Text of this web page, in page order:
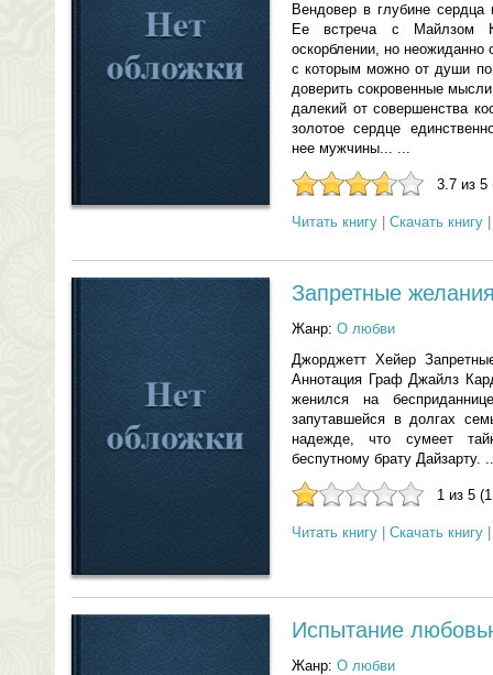
Вендовер в глубине
Ее встреча с Майлзом
оскорблении, но неожиданно
с которым можно от души
доверить сокровенные
далекий от совершенства
золотое сердце
нее мужчины... ...
3.7 из 5
Читать книгу Скачать книгу
Запретные
Жанр: О любви
Джорджетт Хейер
Аннотация Граф Джайлз
женился на
запутавшейся в долгах
надежде, что сумеет
беспутному брату Дайзарту.
1 из 5
Читать книгу Скачать книгу
Испытание
Жанр: О любви